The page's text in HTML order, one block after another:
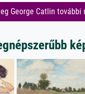
George Catlin további